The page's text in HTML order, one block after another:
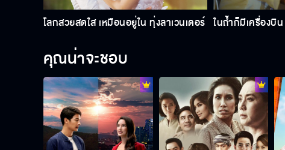
โลกสวยสดใส เหมือนอยู่ใน ทุ่งลาเวนเดอร์ ในถ้ำก็มีเครื่องบิน
คุณน่าจะชอบ